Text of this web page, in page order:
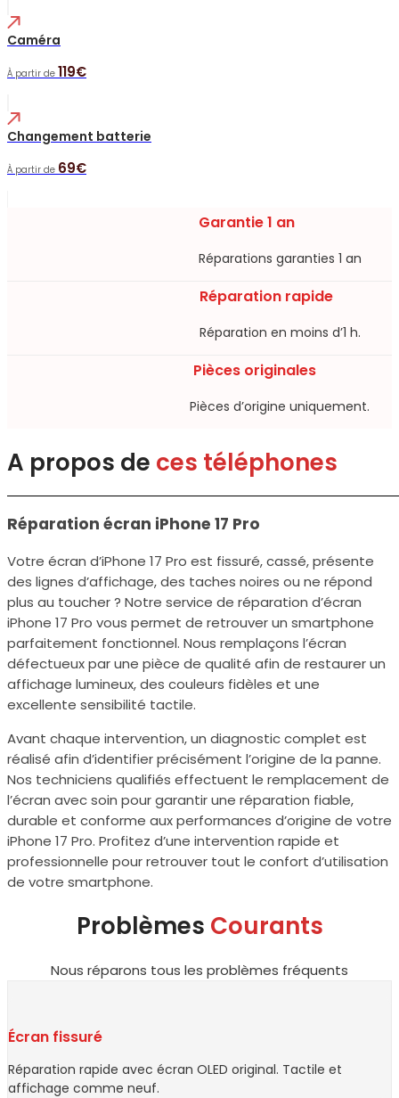
Caméra
À partir de 119€
Changement batterie
À partir de 69€
Garantie 1 an
Réparations garanties 1 an​
Réparation rapide
Réparation en moins d’1 h.​
Pièces originales
Pièces d’origine uniquement.​
A propos de ces téléphones
Réparation écran iPhone 17 Pro
Votre écran d’iPhone 17 Pro est fissuré, cassé, présente
des lignes d’affichage, des taches noires ou ne répond
plus au toucher ? Notre service de réparation d’écran
iPhone 17 Pro vous permet de retrouver un smartphone
parfaitement fonctionnel. Nous remplaçons l’écran
défectueux par une pièce de qualité afin de restaurer un
affichage lumineux, des couleurs fidèles et une
excellente sensibilité tactile.
Avant chaque intervention, un diagnostic complet est
réalisé afin d’identifier précisément l’origine de la panne.
Nos techniciens qualifiés effectuent le remplacement de
l’écran avec soin pour garantir une réparation fiable,
durable et conforme aux performances d’origine de votre
iPhone 17 Pro. Profitez d’une intervention rapide et
professionnelle pour retrouver tout le confort d’utilisation
de votre smartphone.
Problèmes Courants
Nous réparons tous les problèmes fréquents
Écran fissuré
Réparation rapide avec écran OLED original. Tactile et
affichage comme neuf.